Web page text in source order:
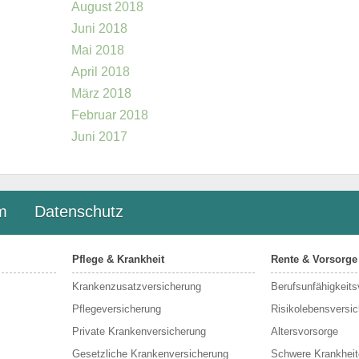
August 2018
Juni 2018
Mai 2018
April 2018
März 2018
Februar 2018
Juni 2017
Datenschutz
Pflege & Krankheit
Krankenzusatzversicherung
Pflegeversicherung
Private Krankenversicherung
Gesetzliche Krankenversicherung
Rente & Vorsorge
Altersvorsorge
Schwere